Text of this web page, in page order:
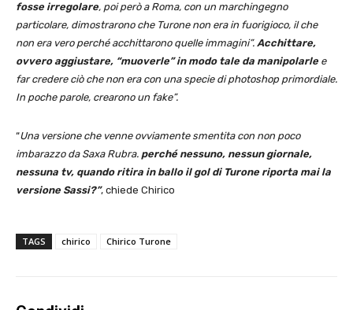
fosse irregolare, poi però a Roma, con un marchingegno
particolare, dimostrarono che Turone non era in fuorigioco, il che
non era vero perché acchittarono quelle immagini”. Acchittare,
ovvero aggiustare, “muoverle” in modo tale da manipolarle e
far credere ciò che non era con una specie di photoshop primordiale.
In poche parole, crearono un fake”.
“Una versione che venne ovviamente smentita con non poco
imbarazzo da Saxa Rubra. perché nessuno, nessun giornale,
nessuna tv, quando ritira in ballo il gol di Turone riporta mai la
versione Sassi?”, chiede Chirico
TAGS chirico Chirico Turone